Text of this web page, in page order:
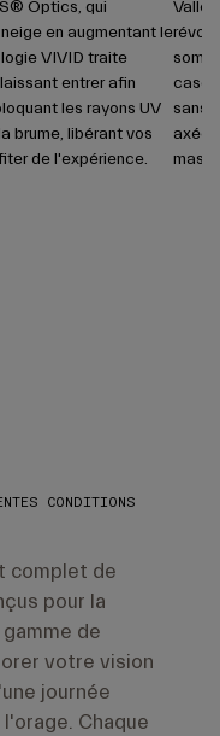
Optics, qui
en augmentant le
VIVID traite
entrer afin
les rayons UV
brume, libérant vos
de l'expérience.
sans
axée
CONDITIONS
complet de
pour la
de
votre vision
journée
Chaque